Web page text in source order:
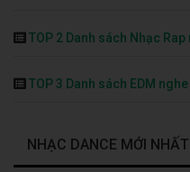
TOP 2 Danh sách Nhạc
TOP 3 Danh sách EDM
NHẠC DANCE MỚI NHẤT